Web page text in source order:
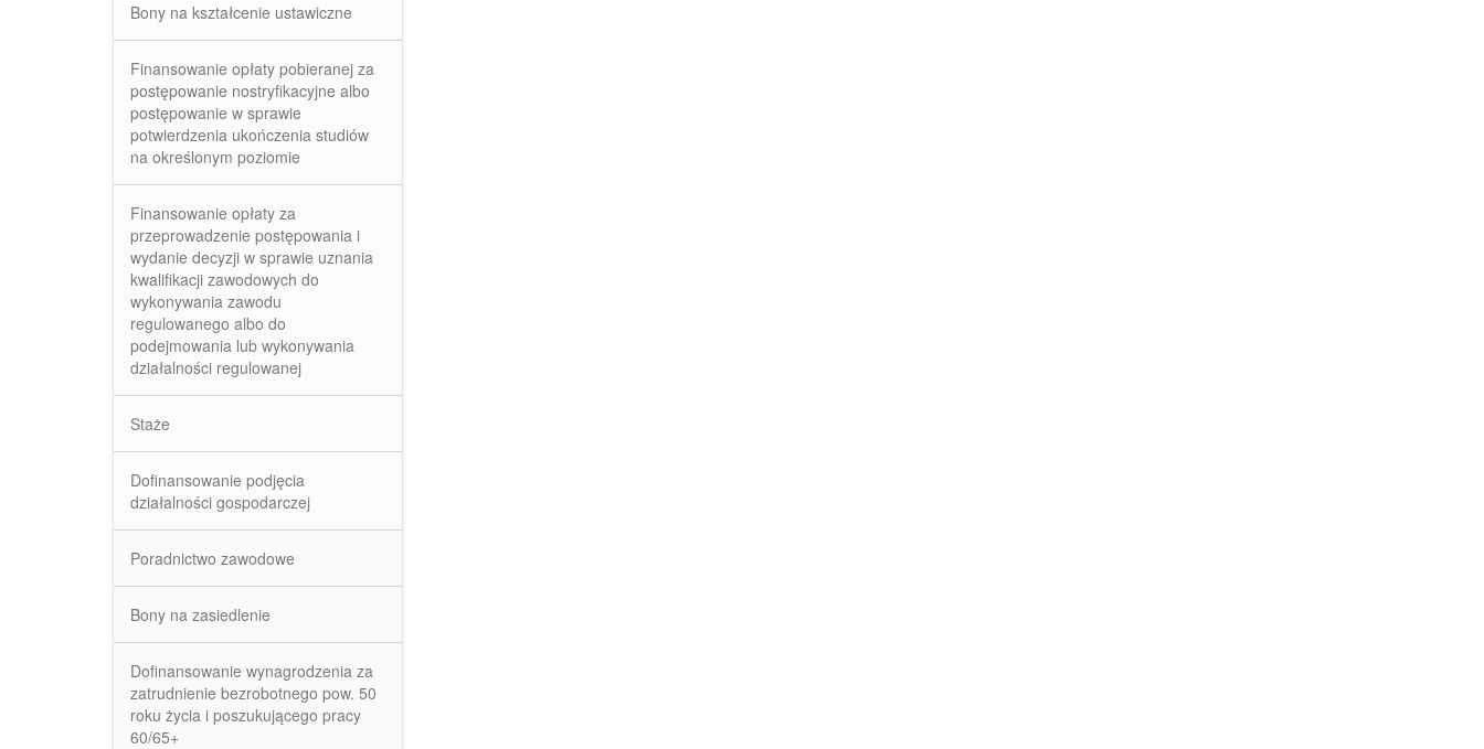
Bony na kształcenie ustawiczne
Finansowanie opłaty pobieranej za
postępowanie nostryfikacyjne albo
postępowanie w sprawie
potwierdzenia ukończenia studiów
na określonym poziomie
Finansowanie opłaty za
przeprowadzenie postępowania i
wydanie decyzji w sprawie uznania
kwalifikacji zawodowych do
wykonywania zawodu
regulowanego albo do
podejmowania lub wykonywania
działalności regulowanej
Staże
Dofinansowanie podjęcia
działalności gospodarczej
Poradnictwo zawodowe
Bony na zasiedlenie
Dofinansowanie wynagrodzenia za
zatrudnienie bezrobotnego pow. 50
roku życia i poszukującego pracy
60/65+